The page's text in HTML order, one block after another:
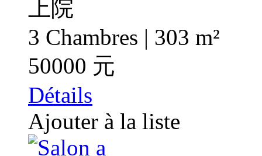
上院
3 Chambres | 303 m²
50000 元
Détails
Ajouter à la liste